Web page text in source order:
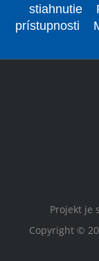
stiahnutie
prístupnosti
Projekt je
Copyright ©